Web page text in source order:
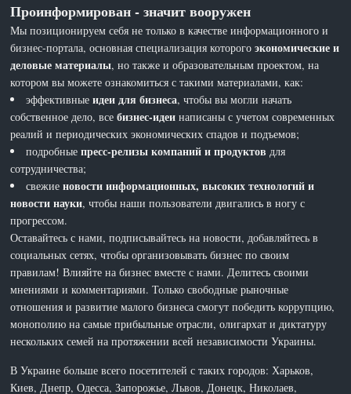
Проинформирован - значит вооружен
Мы позиционируем себя не только в качестве информационного и
бизнес-портала, основная специализация которогоэкономические и
деловые материалы, но также и образовательным проектом, на
котором вы можете ознакомиться с такими материалами, как:
эффективныеидеи для бизнеса, чтобы вы могли начать
собственное дело, всебизнес-идеи написаны с учетом современных
реалий и периодических экономических спадов и подъемов;
подробныепресс-релизы компаний и продуктов для
сотрудничества;
свежиеновости информационных, высоких технологий и
новости науки, чтобы наши пользователи двигались в ногу с
прогрессом.
Оставайтесь с нами, подписывайтесь на новости, добавляйтесь в
социальных сетях, чтобы организовывать бизнес по своим
правилам! Влияйте на бизнес вместе с нами. Делитесь своими
мнениями и комментариями. Только свободные рыночные
отношения и развитие малого бизнеса смогут победить коррупцию,
монополию на самые прибыльные отрасли, олигархат и диктатуру
нескольких семей на протяжении всей независимости Украины.
В Украине больше всего посетителей с таких городов: Харьков,
Киев, Днепр, Одесса, Запорожье, Львов, Донецк, Николаев,